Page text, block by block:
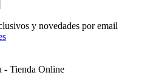
y novedades por email